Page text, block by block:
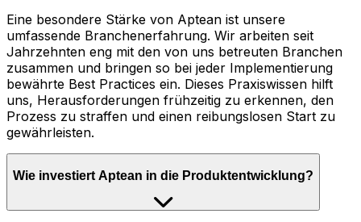
Eine besondere Stärke von Aptean ist unsere
umfassende Branchenerfahrung. Wir arbeiten seit
Jahrzehnten eng mit den von uns betreuten Branchen
zusammen und bringen so bei jeder Implementierung
bewährte Best Practices ein. Dieses Praxiswissen hilft
uns, Herausforderungen frühzeitig zu erkennen, den
Prozess zu straffen und einen reibungslosen Start zu
gewährleisten.
Wie investiert Aptean in die Produktentwicklung?